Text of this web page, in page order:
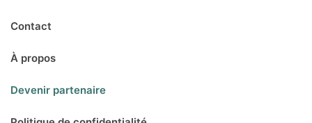
Contact
À propos
Devenir partenaire